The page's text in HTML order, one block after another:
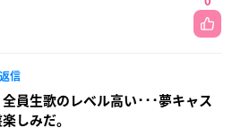
返信
員生歌のレベル高い･･･夢キャス
しみだ。